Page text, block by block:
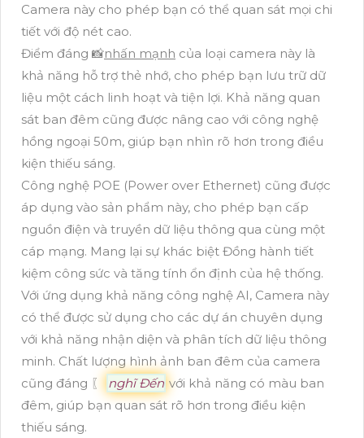
Camera này cho phép bạn có thể quan sát mọi chi
tiết với độ nét cao.
Điểm đáng 📸nhấn mạnh của loại camera này là
khả năng hỗ trợ thẻ nhớ, cho phép bạn lưu trữ dữ
liệu một cách linh hoạt và tiện lợi. Khả năng quan
sát ban đêm cũng được nâng cao với công nghệ
hồng ngoại 50m, giúp bạn nhìn rõ hơn trong điều
kiện thiếu sáng.
Công nghệ POE (Power over Ethernet) cũng được
áp dụng vào sản phẩm này, cho phép bạn cấp
nguồn điện và truyền dữ liệu thông qua cùng một
cáp mạng. Mang lại sự khác biệt Đồng hành tiết
kiệm công sức và tăng tính ổn định của hệ thống.
Với ứng dụng khả năng công nghệ AI, Camera này
có thể được sử dụng cho các dự án chuyên dụng
với khả năng nhận diện và phân tích dữ liệu thông
minh. Chất lượng hình ảnh ban đêm của camera
cũng đáng 〖
nghĩ Đến với khả năng có màu ban
đêm, giúp bạn quan sát rõ hơn trong điều kiện
thiếu sáng.